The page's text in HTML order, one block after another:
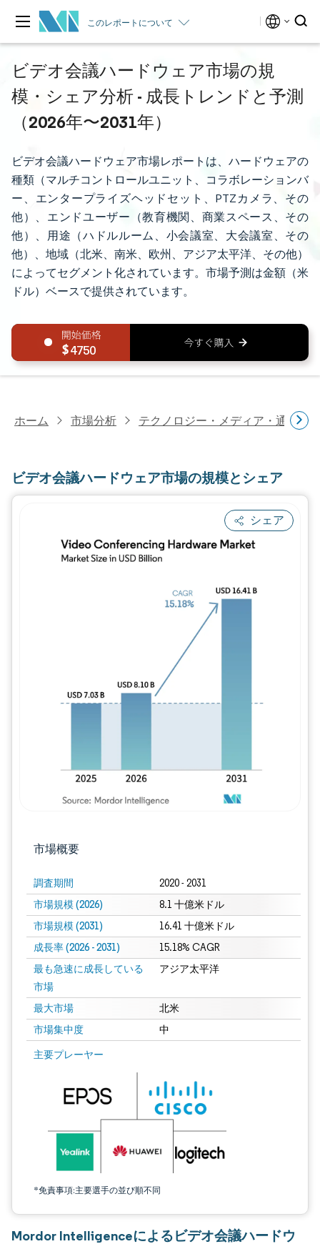
このレポートについて
ビデオ会議ハードウェア市場の規
模・シェア分析 - 成長トレンドと予測
（2026年〜2031年）
ビデオ会議ハードウェア市場レポートは、ハードウェアの
種類（マルチコントロールユニット、コラボレーションバ
ー、エンタープライズヘッドセット、PTZカメラ、その
他）、エンドユーザー（教育機関、商業スペース、その
他）、用途（ハドルルーム、小会議室、大会議室、その
他）、地域（北米、南米、欧州、アジア太平洋、その他）
によってセグメント化されています。市場予測は金額（米
ドル）ベースで提供されています。
4750
ホーム 市場分析 テクノロジー・メディア・通信研
ビデオ会議ハードウェア市場の規模とシェア
シェア
市場概要
調査期間 2020 - 2031
市場規模 (2026) 8.1 十億米ドル
市場規模 (2031) 16.41 十億米ドル
成長率 (2026 - 2031) 15.18% CAGR
最も急速に成長している
市場
アジア太平洋
最大市場 北米
市場集中度 中
主要プレーヤー
*免責事項:主要選手の並び順不同
画像 © Mordor Intelligence。再利用にはCC BY 4.0の表示が必要です。
画像 © Mordor Intelligence。再利用には
Mordor Intelligenceによるビデオ会議ハードウ